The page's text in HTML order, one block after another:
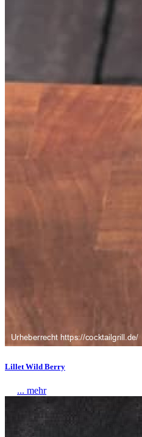
Lillet Wild Berry
... mehr